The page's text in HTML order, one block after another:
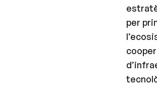
per